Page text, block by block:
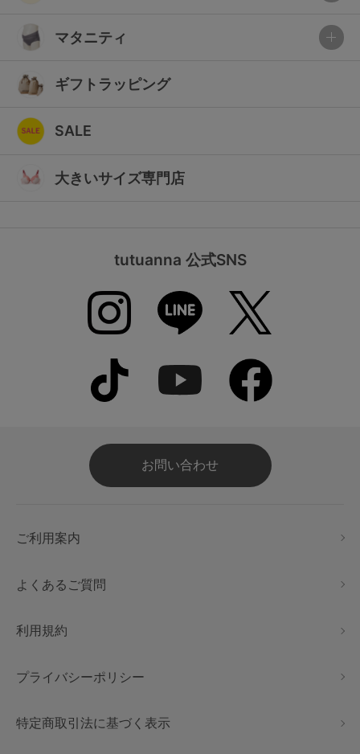
マタニティ
ギフトラッピング
SALE
大きいサイズ専門店
tutuanna 公式SNS
お問い合わせ
ご利用案内
よくあるご質問
利用規約
プライバシーポリシー
特定商取引法に基づく表示